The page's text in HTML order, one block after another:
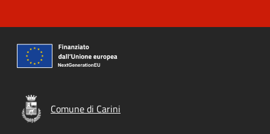
Comune di Carini